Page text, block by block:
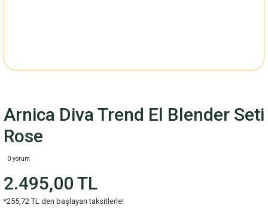
Arnica Diva Trend El Blender Seti
Rose
0 yorum
2.495,00 TL
*255,72 TL den başlayan taksitlerle!